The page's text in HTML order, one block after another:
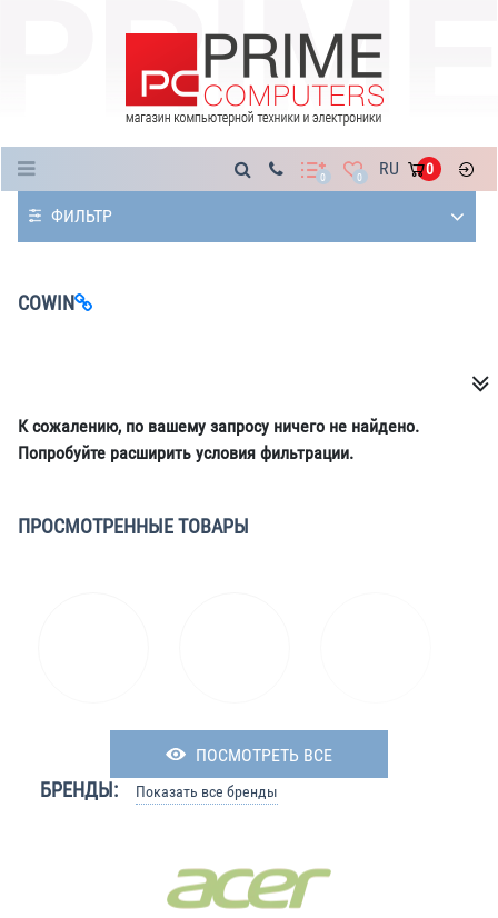
0 0 RU 0
ФИЛЬТР
COWIN
К сожалению, по вашему запросу ничего не найдено.
Попробуйте расширить условия фильтрации.
ПРОСМОТРЕННЫЕ ТОВАРЫ
ПОСМОТРЕТЬ ВСЕ
БРЕНДЫ: Показать все бренды